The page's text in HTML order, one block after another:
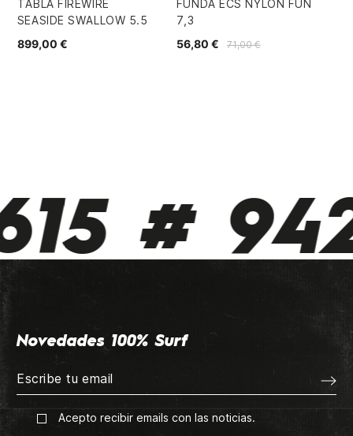
TABLA FIREWIRE
SEASIDE SWALLOW 5.5
899,00 €
FUNDA ECS NYLON FUN
7,3
71,00 €
56,80 €
#
Novedades 100% Surf
Acepto recibir emails con las noticias.